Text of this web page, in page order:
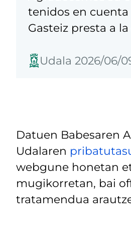
tenidos en
Gasteiz presta a
Udala 2026/06/
Datuen Babesaren
Udalaren
webgune honetan
mugikorretan, bai
tratamendua